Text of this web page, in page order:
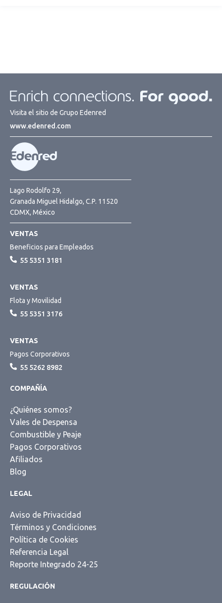
Visita el sitio de Grupo Edenred
www.edenred.com
Lago Rodolfo 29,
Granada Miguel Hidalgo, C.P. 11520
CDMX, México
VENTAS
Beneficios para Empleados
55 5351 3181
VENTAS
Flota y Movilidad
55 5351 3176
VENTAS
Pagos Corporativos
55 5262 8982
COMPAÑÍA
¿Quiénes somos?
Vales de Despensa
Combustible y Peaje
Pagos Corporativos
Afiliados
Blog
LEGAL
Aviso de Privacidad
Términos y Condiciones
Política de Cookies
Referencia Legal
Reporte Integrado 24-25
REGULACIÓN